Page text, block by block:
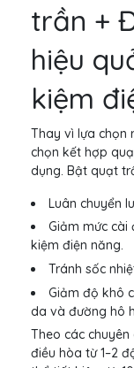
trần +
hiệu
kiệm
Thay vì lựa chọn
chọn kết hợp
dụng. Bật quạt
Luân chuyển
Giảm mức
kiệm điện năng.
Tránh sốc
Giảm độ khô
da và đường hô
Theo các
điều hòa từ 1–2